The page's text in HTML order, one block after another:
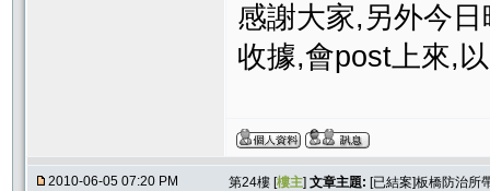
感謝大家,另外今
收據,會post上來,
2010-06-05 07:20 PM 第24樓 [樓主] 文章主題: [已結案]板橋防治所